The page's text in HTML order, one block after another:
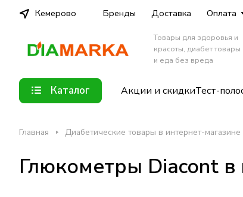
Кемерово Бренды Доставка Оплата
Товары для здоровья и
красоты, диабет товары
и еда без вреда
Каталог Акции и скидкиТест-
Главная Диабетические товары в интернет-магазине
Глюкометры Diacont